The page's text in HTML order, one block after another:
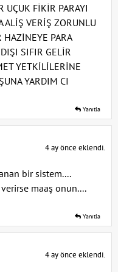
UÇUK FİKİR PARAYI
ALİŞ VERİŞ ZORUNLU
PARA
SIFIR GELİR
YETKİLİLERİNE
YARDIM CI
Yanıtla
4 ay önce eklendi.
bir sistem....
maaş onun....
Yanıtla
4 ay önce eklendi.